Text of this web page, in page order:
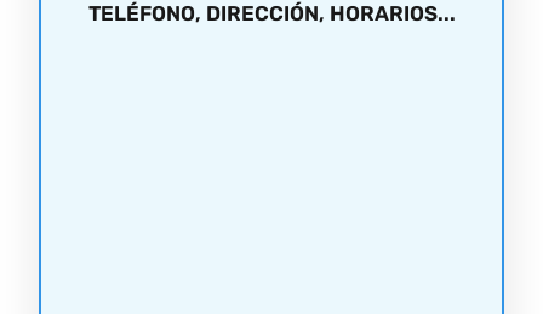
TELÉFONO, DIRECCIÓN, HORARIOS...